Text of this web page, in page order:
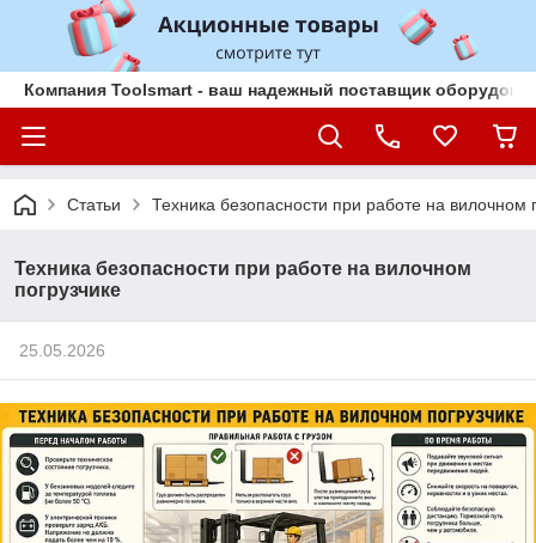
Компания Toolsmart - ваш надежный поставщик
Статьи Техника безопасности при работе на вилочном
Техника безопасности при работе на вилочном
погрузчике
25.05.2026